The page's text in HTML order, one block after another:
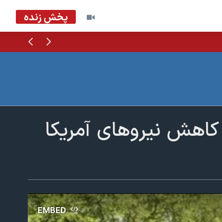
پخش زنده
قبلی
نیروهای آمریکا
EMBED